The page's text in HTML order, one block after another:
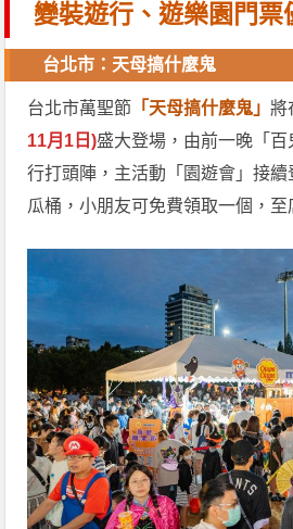
變裝遊行、遊樂園門票
台北市：天母搞什麼鬼
台北市萬聖節 「天母搞什麼鬼」將
11月1日)盛大登場，由前一晚「
行打頭陣，主活動「園遊會」接
瓜桶，小朋友可免費領取一個，至